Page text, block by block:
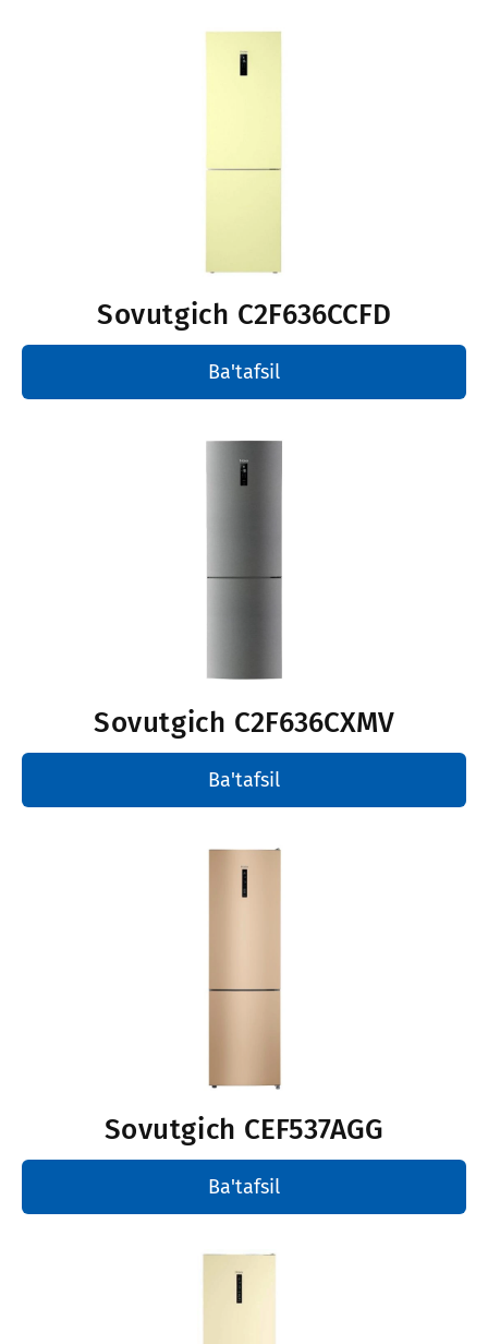
Sovutgich C2F636CCFD
Ba'tafsil
Sovutgich C2F636CXMV
Ba'tafsil
Sovutgich CEF537AGG
Ba'tafsil